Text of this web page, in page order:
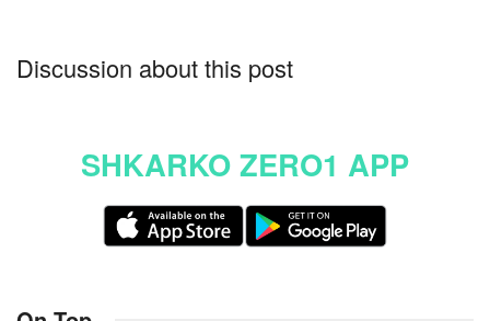
Discussion about this post
SHKARKO ZERO1 APP